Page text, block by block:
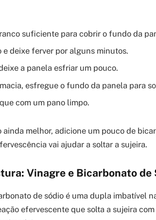
suficiente para cobrir o fundo da
e deixe ferver por alguns minutos.
a panela esfriar um pouco.
esfregue o fundo da panela para
com um pano limpo.
ainda melhor, adicione um pouco de
vai ajudar a soltar a sujeira.
Vinagre e Bicarbonato de
de sódio é uma dupla imbatível
efervescente que solta a sujeira